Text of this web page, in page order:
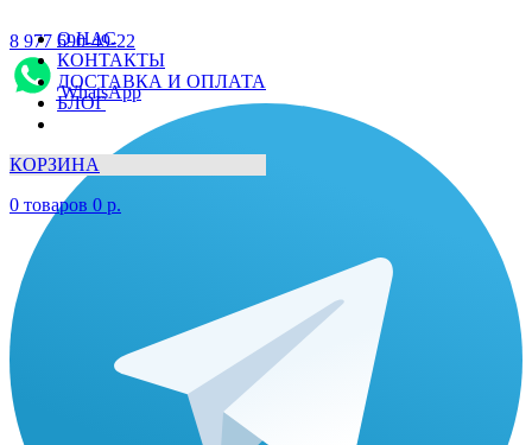
О НАС
КОНТАКТЫ
ДОСТАВКА И ОПЛАТА
БЛОГ
КОРЗИНА
0 товаров 0 р.
8 977 690-49-22
WhatsApp